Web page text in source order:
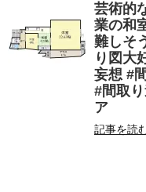
芸術的
業の和
難しそ
り図大
妄想 #
#間取
ア
記事を読